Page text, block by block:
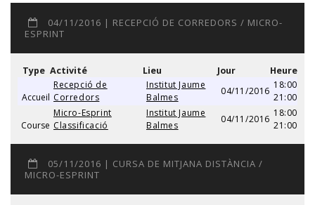
04/11/2016 | RECEPCIÓ DE CORREDORS / MICRO-
ESPRINT
Type Activité Lieu Jour Heure
Accueil
Recepció de
Corredors
Institut Jaume
Balmes
04/11/2016
18:00
21:00
Course
Micro-Esprint
Classificació
Institut Jaume
Balmes
04/11/2016
18:00
21:00
05/11/2016 | CURSA DE MITJANA DISTÀNCIA /
MICRO-ESPRINT